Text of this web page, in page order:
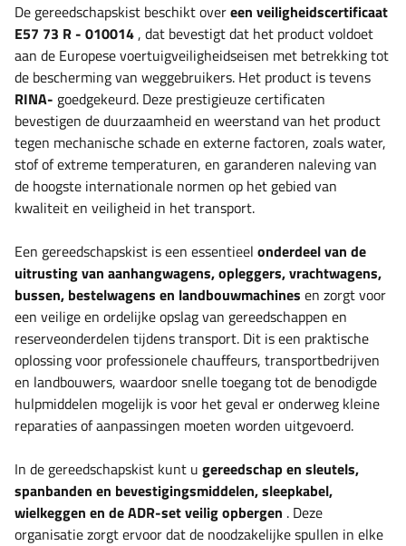
De gereedschapskist beschikt overeen veiligheidscertificaat
E57 73 R - 010014, dat bevestigt dat het product voldoet
aan de Europese voertuigveiligheidseisen met betrekking tot
de bescherming van weggebruikers. Het product is tevens
RINA- goedgekeurd. Deze prestigieuze certificaten
bevestigen de duurzaamheid en weerstand van het product
tegen mechanische schade en externe factoren, zoals water,
stof of extreme temperaturen, en garanderen naleving van
de hoogste internationale normen op het gebied van
kwaliteit en veiligheid in het transport.
Een gereedschapskist is een essentieel onderdeel van de
uitrusting van aanhangwagens, opleggers, vrachtwagens,
bussen, bestelwagens en landbouwmachines en zorgt voor
een veilige en ordelijke opslag van gereedschappen en
reserveonderdelen tijdens transport. Dit is een praktische
oplossing voor professionele chauffeurs, transportbedrijven
en landbouwers, waardoor snelle toegang tot de benodigde
hulpmiddelen mogelijk is voor het geval er onderweg kleine
reparaties of aanpassingen moeten worden uitgevoerd.
In de gereedschapskist kunt u gereedschap en sleutels,
spanbanden en bevestigingsmiddelen, sleepkabel,
wielkeggen en de ADR-set veilig opbergen . Deze
organisatie zorgt ervoor dat de noodzakelijke spullen in elke